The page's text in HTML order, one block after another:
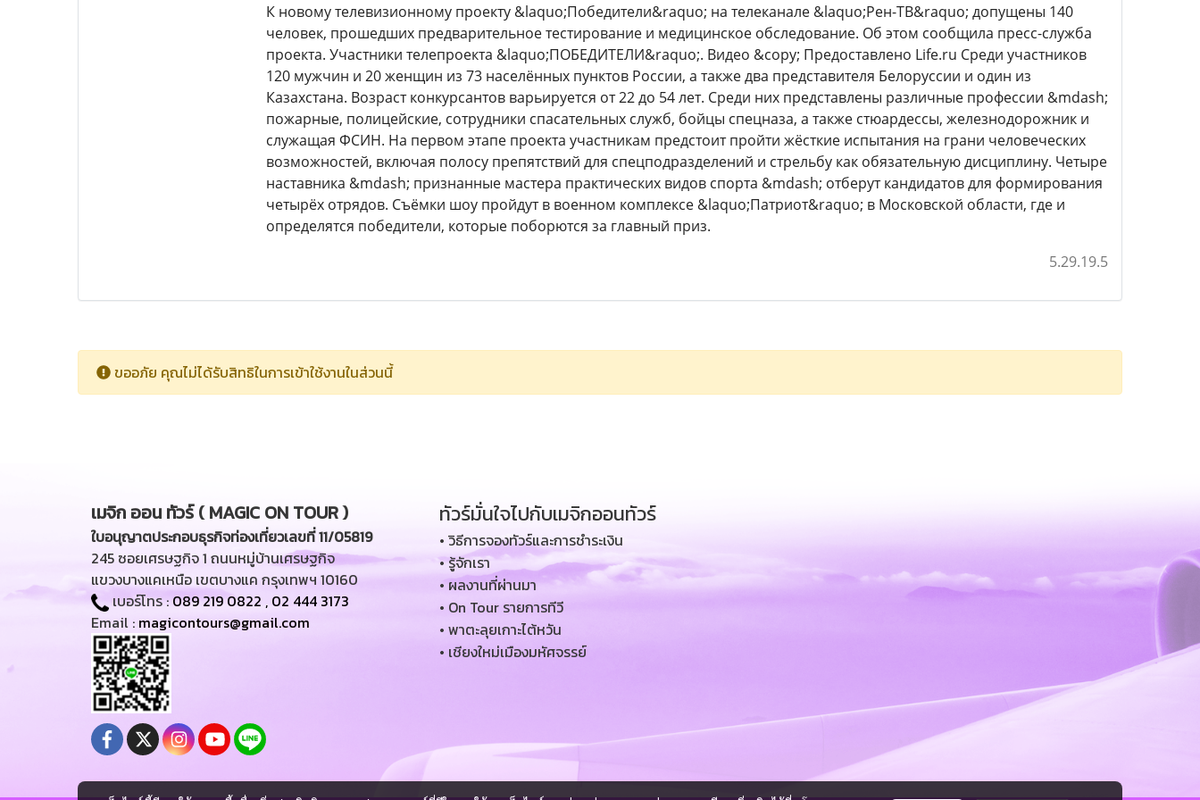
К новому телевизионному проекту &laquo;Победители&raquo; на телеканале &laquo;Рен-ТВ&raquo; допущены 140
человек, прошедших предварительное тестирование и медицинское обследование. Об этом сообщила пресс-служба
проекта. Участники телепроекта &laquo;ПОБЕДИТЕЛИ&raquo;. Видео &copy; Предоставлено Life.ru Среди участников
120 мужчин и 20 женщин из 73 населённых пунктов России, а также два представителя Белоруссии и один из
Казахстана. Возраст конкурсантов варьируется от 22 до 54 лет. Среди них представлены различные профессии &mdash;
пожарные, полицейские, сотрудники спасательных служб, бойцы спецназа, а также стюардессы, железнодорожник и
служащая ФСИН. На первом этапе проекта участникам предстоит пройти жёсткие испытания на грани человеческих
возможностей, включая полосу препятствий для спецподразделений и стрельбу как обязательную дисциплину. Четыре
наставника &mdash; признанные мастера практических видов спорта &mdash; отберут кандидатов для формирования
четырёх отрядов. Съёмки шоу пройдут в военном комплексе &laquo;Патриот&raquo; в Московской области, где и
определятся победители, которые поборются за главный приз.
5.29.19.5
ขออภัย คุณไม่ได้รับสิทธิในการเข้าใช้งานในส่วนนี้
เมจิก ออน ทัวร์ ( MAGIC ON TOUR )
ใบอนุญาตประกอบธุรกิจท่องเที่ยวเลขที่ 11/05819
245 ซอยเศรษฐกิจ 1 ถนนหมู่บ้านเศรษฐกิจ
แขวงบางแคเหนือ เขตบางแค กรุงเทพฯ 10160
เบอร์โทร :089 219 0822 , 02 444 3173
Email : magicontours@gmail.com
ทัวร์มั่นใจไปกับเมจิกออนทัวร์
• วิธีการจองทัวร์และการชำระเงิน
• รู้จักเรา
• ผลงานที่ผ่านมา
• On Tour รายการทีวี
• พาตะลุยเกาะไต้หวัน
• เชียงใหม่เมืองมหัศจรรย์